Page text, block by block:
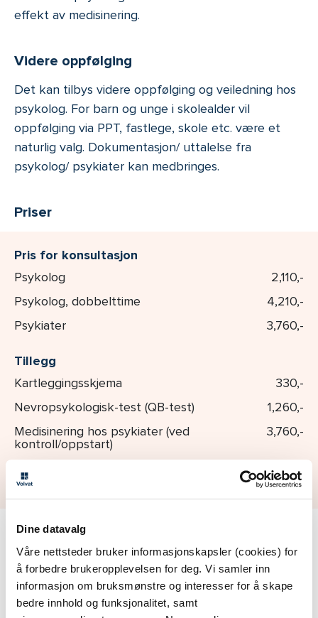
Dine datavalg
Våre nettsteder bruker informasjonskapsler (cookies) for
å forbedre brukeropplevelsen for deg. Vi samler inn
informasjon om bruksmønstre og interesser for å skape
bedre innhold og funksjonalitet, samt
effekt av medisinering.
Videre oppfølging
Det kan tilbys videre oppfølging og veiledning hos
psykolog. For barn og unge i skolealder vil
oppfølging via PPT, fastlege, skole etc. være et
naturlig valg. Dokumentasjon/ uttalelse fra
psykolog/ psykiater kan medbringes.
Priser
Pris for konsultasjon
Psykolog
2,110,-
Psykolog, dobbelttime
4,210,-
Psykiater
3,760,-
Tillegg
Kartleggingsskjema
330,-
Nevropsykologisk-test (QB-test)
1,260,-
Medisinering hos psykiater (ved
kontroll/oppstart)
3,760,-
Vær oppmerksom på atVolvat-medlemmerfår 20
% rabatt, inntil kr. 1 000,- per tjeneste.